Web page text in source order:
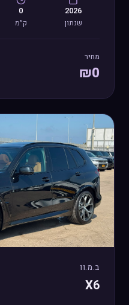
2026
שנתון
0
ק״מ
מחיר
₪0
ב.מ.וו
X6